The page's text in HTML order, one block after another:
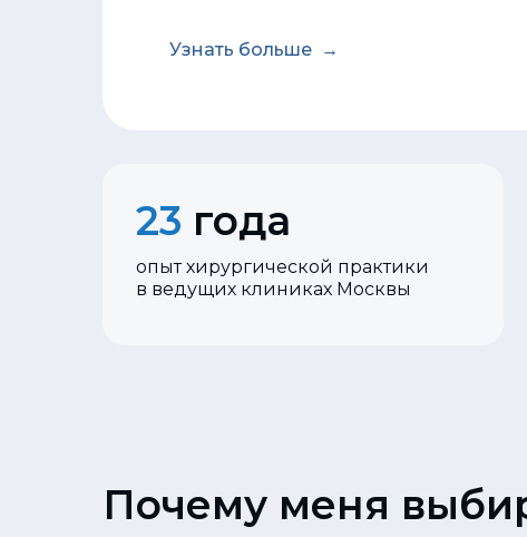
Узнать больше
23 года
опыт хирургической практики
в ведущих клиниках Москвы
Почему меня